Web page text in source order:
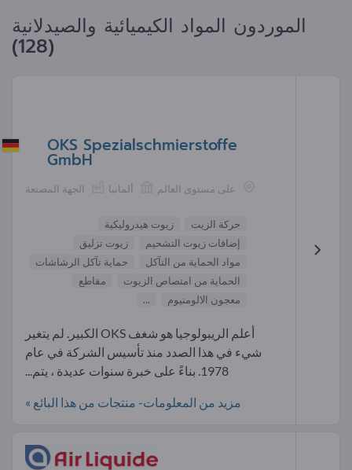
الموردون المواد الكيميائية والصيدلانية
(128)
OKS Spezialschmierstoffe
GmbH
الجهة المصنعة ألمانيا على مستوى العالم
حركة الزيت
زيوت هيدروليكية
إضافات زيوت التشحيم
زيوت تزليق
مواد الحماية من التآكل
حماية تآكل الرشاشات
الحماية من امتصاص الزيوت
مقاطع
معجون الالومنيوم
...
أعلم الريبولوجيا هو شغف OKS الكبير. لم يتغير
شيء في هذا الصدد منذ تأسيس الشركة في عام
1978. بناءً على خبرة سنوات عديدة ، يتم...
مزيد من المعلومات- منتجات من هذا البائع »